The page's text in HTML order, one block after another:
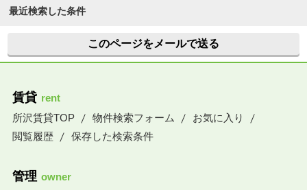
最近検索した条件
このページをメールで送る
賃貸 rent
所沢賃貸TOP
物件検索フォーム
お気に入り
閲覧履歴
保存した検索条件
管理 owner